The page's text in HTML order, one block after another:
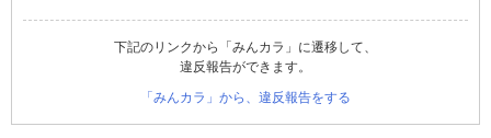
下記のリンクから「みんカラ」に遷移して、
違反報告ができます。
「みんカラ」から、違反報告をする